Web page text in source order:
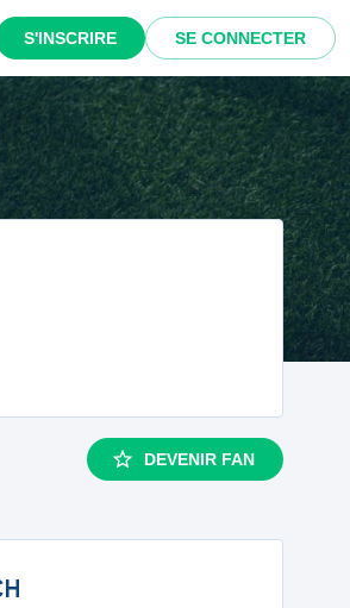
S'INSCRIRE SE CONNECTER
DEVENIR FAN